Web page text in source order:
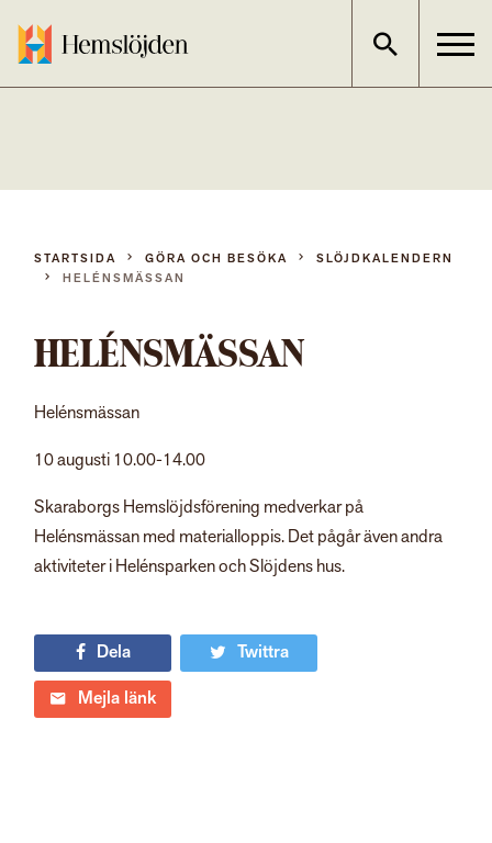
innehållet
STARTSIDA GÖRA OCH BESÖKA
SLÖJDKALENDERN
HELÉNSMÄSSAN
HELÉNSMÄSSAN
Helénsmässan
10 augusti 10.00-14.00
Skaraborgs Hemslöjdsförening medverkar på
Helénsmässan med materialloppis. Det pågår även andra
aktiviteter i Helénsparken och Slöjdens hus.
Dela
Twittra
Mejla länk